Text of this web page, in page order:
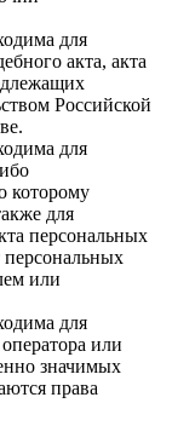
для
акта, акта
Российской
для
которому
для
персональных
персональных
или
для
или
значимых
права